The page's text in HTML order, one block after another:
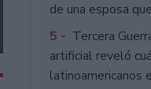
de una esposa
5 - Tercera
artificial reveló
latinoamericanos